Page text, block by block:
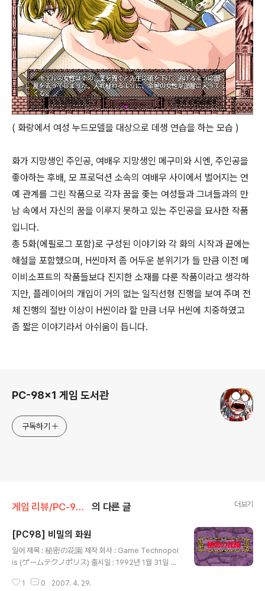
( 화랑에서 여성 누드모델을 대상으로 데생 연습을 하는 모습 )
화가 지망생인 주인공, 여배우 지망생인 메구미와 시엔, 주인공을
좋아하는 후배, 모 프로덕션 소속의 여배우 사이에서 벌어지는 연
예 관계를 그린 작품으로 각자 꿈을 좇는 여성들과 그녀들과의 만
남 속에서 자신의 꿈을 이루지 못하고 있는 주인공을 묘사한 작품
입니다.
총 5화(에필로그 포함)로 구성된 이야기와 각 화의 시작과 끝에는
해설을 포함했으며, H씬마저 좀 어두운 분위기가 들 만큼 이전 메
이비소프트의 작품들보다 진지한 소재를 다룬 작품이라고 생각하
지만, 플레이어의 개입이 거의 없는 일직선형 진행을 보여 주며 전
체 진행의 절반 이상이 H씬이라 할 만큼 너무 H씬에 치중하였고
좀 짧은 이야기라서 아쉬움이 듭니다.
PC-98x1 게임 도서관
구독하기
게임 리뷰/PC-98x1 의 다른 글 더보기
[PC98] 비밀의 화원
일어 제목 : 秘密の花園 제작 회사 : Game Technopol
is (ゲームテクノポリス) 출시일 : 1992년 1월 31일 장
原智志 (うるしはら さとし) 게임 설명 어느 일요일 오
1 0 2007. 4. 29.